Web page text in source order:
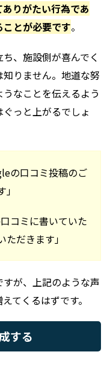
りがたい行為であ
とが必要です。
、施設側が喜んでく
りません。地道な努
なことを伝えるよう
っと上がるでしょ
の口コミ投稿のご
コミに書いていた
だきます」
が、上記のような声
てくるはずです。
する